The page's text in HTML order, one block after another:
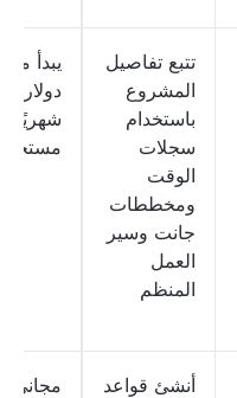
تتبع تفاصيل
المشروع
باستخدام
سجلات
الوقت
ومخططات
جانت وسير
العمل
المنظم
دولارات
شهريًا
أنشئ قواعد
مجاني؛